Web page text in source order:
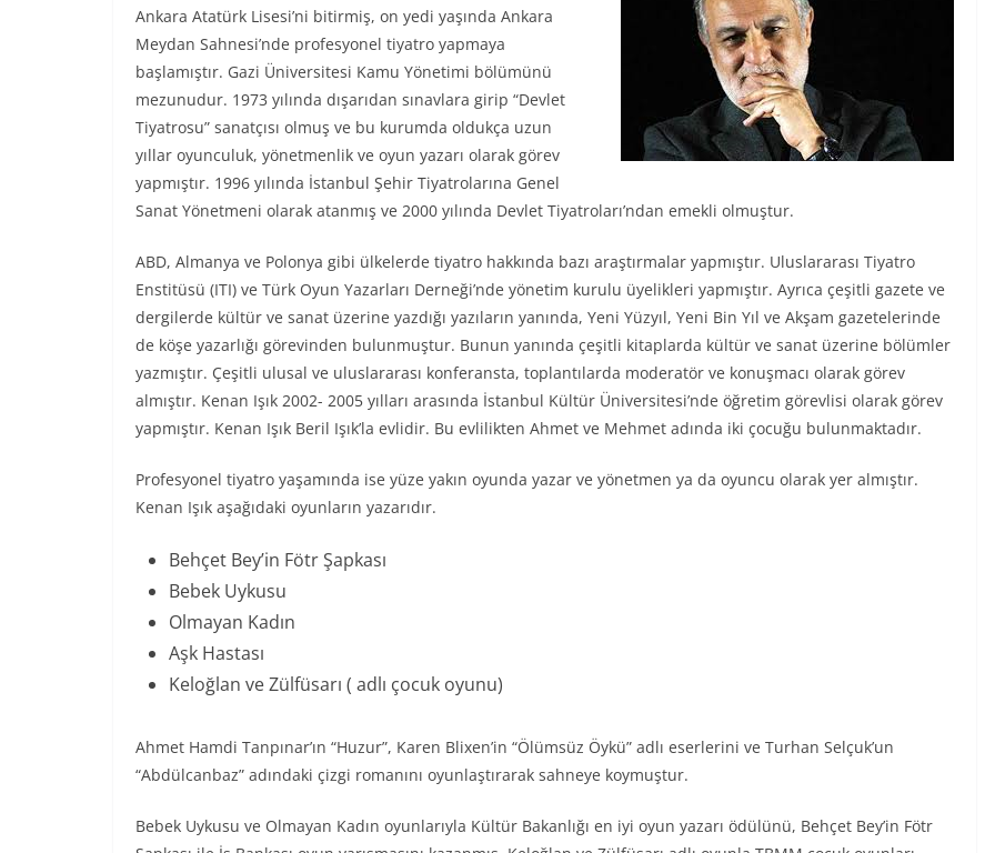
Ankara Atatürk Lisesi’ni bitirmiş, on yedi yaşında Ankara
Meydan Sahnesi’nde profesyonel tiyatro yapmaya
başlamıştır. Gazi Üniversitesi Kamu Yönetimi bölümünü
mezunudur. 1973 yılında dışarıdan sınavlara girip “Devlet
Tiyatrosu” sanatçısı olmuş ve bu kurumda oldukça uzun
yıllar oyunculuk, yönetmenlik ve oyun yazarı olarak görev
yapmıştır. 1996 yılında İstanbul Şehir Tiyatrolarına Genel
Sanat Yönetmeni olarak atanmış ve 2000 yılında Devlet Tiyatroları’ndan emekli olmuştur.
ABD, Almanya ve Polonya gibi ülkelerde tiyatro hakkında bazı araştırmalar yapmıştır. Uluslararası Tiyatro
Enstitüsü (ITI) ve Türk Oyun Yazarları Derneği’nde yönetim kurulu üyelikleri yapmıştır. Ayrıca çeşitli gazete ve
dergilerde kültür ve sanat üzerine yazdığı yazıların yanında, Yeni Yüzyıl, Yeni Bin Yıl ve Akşam gazetelerinde
de köşe yazarlığı görevinden bulunmuştur. Bunun yanında çeşitli kitaplarda kültür ve sanat üzerine bölümler
yazmıştır. Çeşitli ulusal ve uluslararası konferansta, toplantılarda moderatör ve konuşmacı olarak görev
almıştır. Kenan Işık 2002- 2005 yılları arasında İstanbul Kültür Üniversitesi’nde öğretim görevlisi olarak görev
yapmıştır. Kenan Işık Beril Işık’la evlidir. Bu evlilikten Ahmet ve Mehmet adında iki çocuğu bulunmaktadır.
Profesyonel tiyatro yaşamında ise yüze yakın oyunda yazar ve yönetmen ya da oyuncu olarak yer almıştır.
Kenan Işık aşağıdaki oyunların yazarıdır.
Behçet Bey’in Fötr Şapkası
Bebek Uykusu
Olmayan Kadın
Aşk Hastası
Keloğlan ve Zülfüsarı ( adlı çocuk oyunu)
Ahmet Hamdi Tanpınar’ın “Huzur”, Karen Blixen’in “Ölümsüz Öykü” adlı eserlerini ve Turhan Selçuk’un
“Abdülcanbaz” adındaki çizgi romanını oyunlaştırarak sahneye koymuştur.
Bebek Uykusu ve Olmayan Kadın oyunlarıyla Kültür Bakanlığı en iyi oyun yazarı ödülünü, Behçet Bey’in Fötr